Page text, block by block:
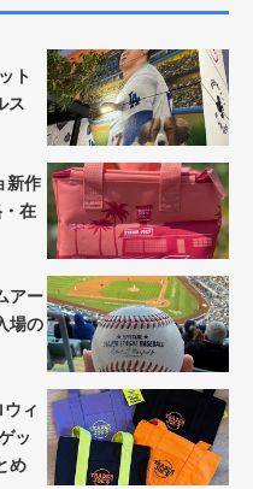
ト
ス
新作
在
アー
場の
ィ
ッ
め